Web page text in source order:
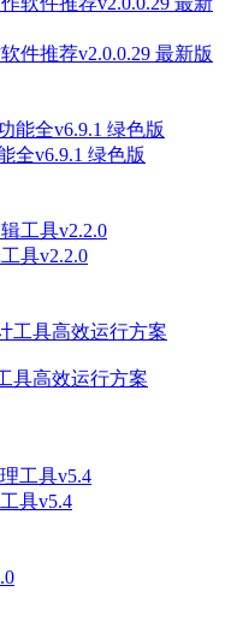
件推荐v2.0.0.29 最新版
全v6.9.1 绿色版
具v2.2.0
具高效运行方案
具v5.4